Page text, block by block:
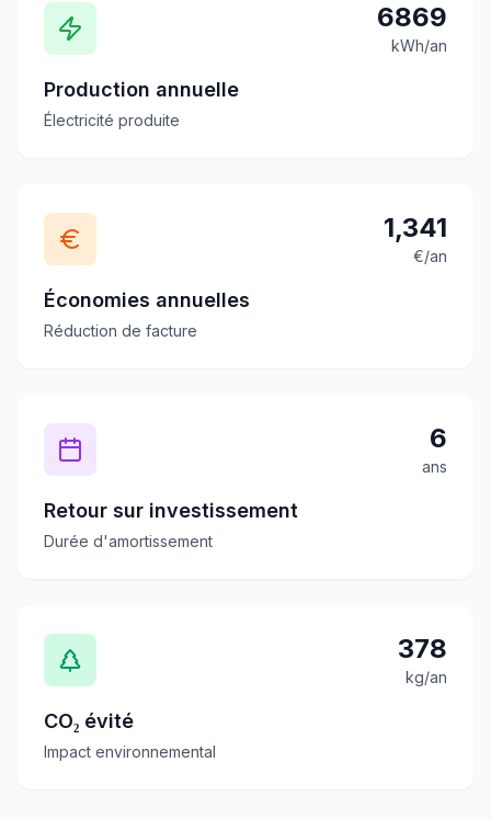
6869
kWh/an
Production annuelle
Électricité produite
1,341
€/an
Économies annuelles
Réduction de facture
6
ans
Retour sur investissement
Durée d'amortissement
378
kg/an
CO₂ évité
Impact environnemental